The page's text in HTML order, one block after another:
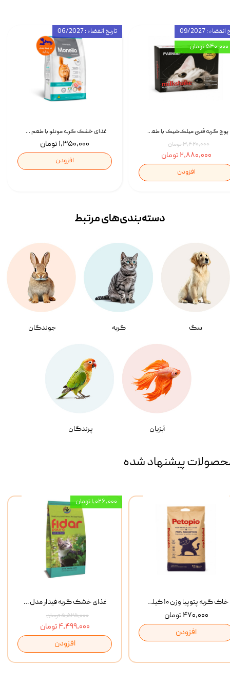
غذای خشک گربه مونلو با طعم گوشت پرندگان و ماهی سالمون Monello Adult Hairball Control وزن 1 کیلوگرم
۱,۳۵۰,۰۰۰ تومان
افزودن
تاریخ انقضاء : 06/2027
پوچ گربه فنبی میلک‌شیک با طعم مرغ Faenbei Cat Milk Shake Pouch بسته 12 عددی
۳,۴۲۰,۰۰۰ تومان
۲,۸۸۰,۰۰۰ تومان
افزودن
: 09/2027
۵۴۰,۰۰۰ تومان
سگ گربه جوندگان
آبزیان پرندگان
دسته‌بندی‌‌های مرتبط
پیشنهاد شده
غذای خشک گربه فیدار مدل Adult وزن 10 کیلوگرم
۵,۵۲۵,۰۰۰ تومان
۴,۴۹۹,۰۰۰ تومان
افزودن
۱,۰۲۶,۰۰۰ تومان
خاک گربه پتوپیا وزن ۱۰ کیلوگرم
۴۷۰,۰۰۰ تومان
افزودن